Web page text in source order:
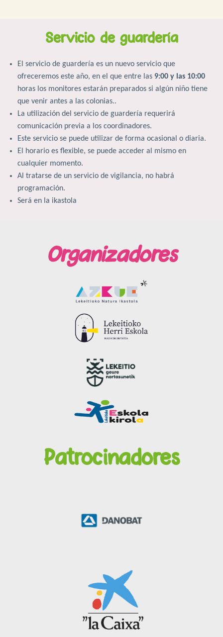
Servicio de guardería
El servicio de guardería es un nuevo servicio que
ofreceremos este año, en el que entre las 9:00 y las 10:00
horas los monitores estarán preparados si algún niño tiene
que venir antes a las colonias..
La utilización del servicio de guardería requerirá
comunicación previa a los coordinadores.
Este servicio se puede utilizar de forma ocasional o diaria.
El horario es flexible, se puede acceder al mismo en
cualquier momento.
Al tratarse de un servicio de vigilancia, no habrá
programación.
Será en la ikastola
Organizadores
Patrocinadores